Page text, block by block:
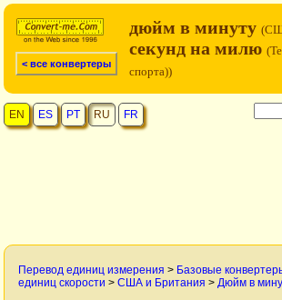
< все конвертеры
дюйм в минуту
секунд на милю
спорта))
EN ES PT RU FR
Перевод единиц измерения > Базовые
единиц скорости > США и Британия > Дюйм в